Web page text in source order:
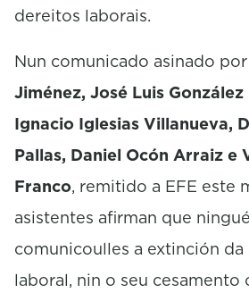
dereitos laborais.
Nun comunicado asinado por
Jiménez, José Luis González
Ignacio Iglesias Villanueva,
Pallas, Daniel Ocón Arraiz e
Franco, remitido a EFE este
asistentes afirman que
comunicoulles a extinción da
laboral, nin o seu cesamento